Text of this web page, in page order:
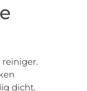
dicht.